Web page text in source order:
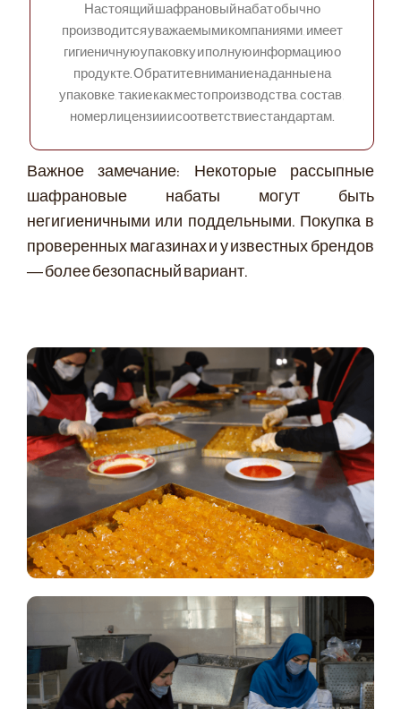
Настоящий шафрановый набат обычно
производится уважаемыми компаниями, имеет
гигиеничную упаковку и полную информацию о
продукте. Обратите внимание на данные на
упаковке, такие как место производства, состав,
номер лицензии и соответствие стандартам.
Важное замечание: Некоторые рассыпные
шафрановые набаты могут быть
негигиеничными или поддельными. Покупка в
проверенных магазинах и у известных брендов
— более безопасный вариант.